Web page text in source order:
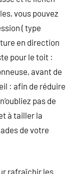
vous pouvez
( type
en direction
pour le toit :
avant de
: afin de réduire
pas de
à tailler la
de votre
rafraîchir les